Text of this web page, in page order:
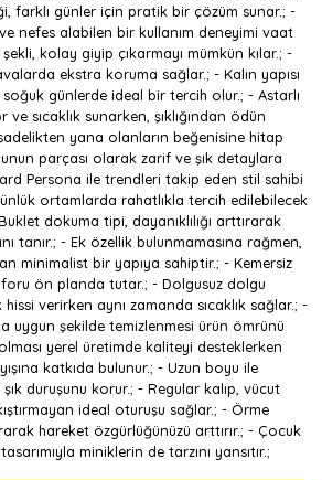
farklı günler için pratik bir çözüm sunar.; -
nefes alabilen bir kullanım deneyimi vaat
kolay giyip çıkarmayı mümkün kılar.; -
ekstra koruma sağlar.; - Kalın yapısı
günlerde ideal bir tercih olur.; - Astarlı
sıcaklık sunarken, şıklığından ödün
yana olanların beğenisine hitap
parçası olarak zarif ve şık detaylara
Persona ile trendleri takip eden stil sahibi
ortamlarda rahatlıkla tercih edilebilecek
dokuma tipi, dayanıklılığı arttırarak
tanır.; - Ek özellik bulunmamasına rağmen,
minimalist bir yapıya sahiptir.; - Kemersiz
ön planda tutar.; - Dolgusuz dolgu
verirken aynı zamanda sıcaklık sağlar.; -
uygun şekilde temizlenmesi ürün ömrünü
yerel üretimde kaliteyi desteklerken
katkıda bulunur.; - Uzun boyu ile
duruşunu korur.; - Regular kalıp, vücut
ideal oturuşu sağlar.; - Örme
hareket özgürlüğünüzü arttırır.; - Çocuk
miniklerin de tarzını yansıtır.;